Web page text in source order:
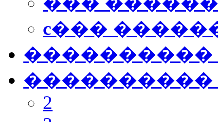
c���
����������
����������
2